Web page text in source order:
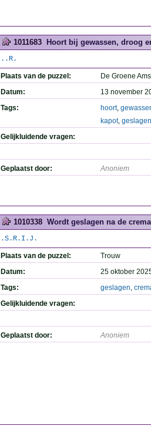
1011683 Hoort bij gewassen, droog
..R.
Plaats van de puzzel:
De Groene
Datum:
13 november
Tags:
hoort,
kapot, geslagen
Gelijkluidende vragen:
Geplaatst door: Anoniem
1010338 Wordt geslagen na de
.S.R.I.J.
Plaats van de puzzel:
Trouw
Datum:
25 oktober
Tags:
geslagen,
Gelijkluidende vragen:
Geplaatst door: Anoniem